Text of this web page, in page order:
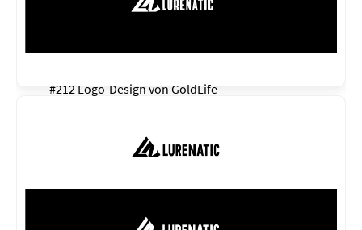
#212 Logo-Design von GoldLife